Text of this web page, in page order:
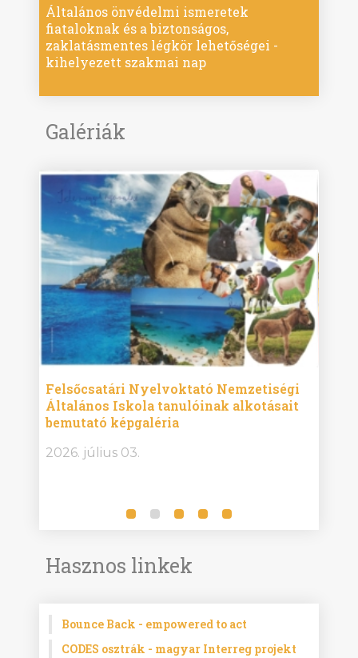
Általános önvédelmi ismeretek
fiataloknak és a biztonságos,
zaklatásmentes légkör lehetőségei -
kihelyezett szakmai nap
Galériák
Felsőcsatári Nyelvoktató Nemzetiségi
Általános Iskola tanulóinak alkotásait
bemutató képgaléria
2026. július 03.
Hasznos linkek
Bounce Back - empowered to act
CODES osztrák - magyar Interreg projekt